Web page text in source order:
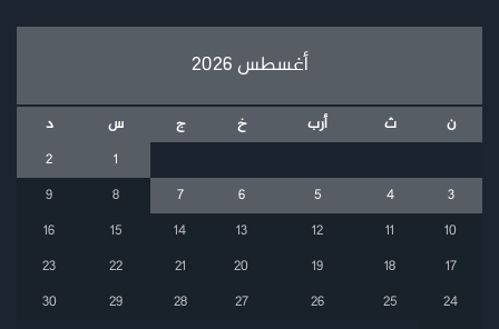
أغسطس 2026
ن ث أرب خ ج س
د
1
2
3
4
5
6
7
8
9
10
11
12
13
14
15
16
17
18
19
20
21
22
23
24
25
26
27
28
29
30